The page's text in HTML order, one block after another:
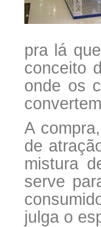
pra lá
conceito
onde os
A
de
mistura
serve
julga o